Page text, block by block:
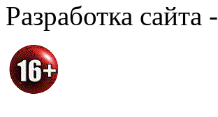
Разработка сайта -